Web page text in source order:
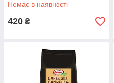
Немає в наявності
420 ₴